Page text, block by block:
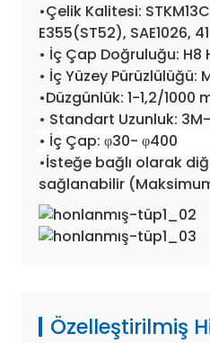
•Çelik Kalitesi:
E355(ST52), SAE1026,
• İç Çap Doğruluğu: H8
• İç Yüzey Pürüzlülüğü:
•Düzgünlük: 1-1,2/1000
• Standart Uzunluk:
• İç Çap: φ30- φ400
•İsteğe bağlı olarak
sağlanabilir
Özelleştirilmiş